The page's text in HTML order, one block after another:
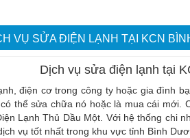
VỤ SỬA ĐIỆN LẠNH TẠI KCN
Dịch vụ sửa điện lạnh tại
điện cơ trong công ty hoặc gia đình
thể sửa chữa nó hoặc là mua cái mới.
Lạnh Thủ Dầu Một. Với hệ thống chi
vụ tốt nhất trong khu vực tỉnh Bình